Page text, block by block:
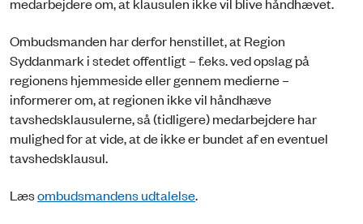
Ombudsmanden har derfor henstillet, at Region
Syddanmark i stedet offentligt – f.eks. ved opslag på
regionens hjemmeside eller gennem medierne –
informerer om, at regionen ikke vil håndhæve
tavshedsklausulerne, så (tidligere) medarbejdere har
mulighed for at vide, at de ikke er bundet af en eventuel
tavshedsklausul.
Læsombudsmandens udtalelse.